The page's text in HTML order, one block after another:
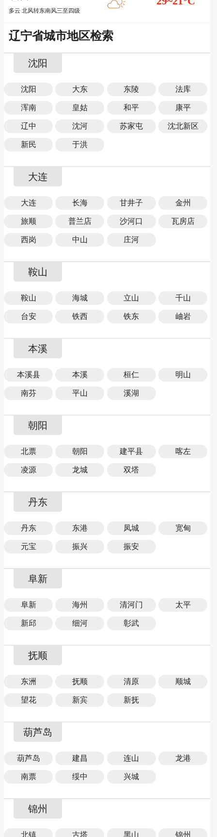
多云 北风转东南风三至四级
辽宁省城市地区检索
沈阳
沈阳 大东 东陵 法库
浑南 皇姑 和平 康平
辽中 沈河 苏家屯 沈北新区
新民 于洪
大连
大连 长海 甘井子 金州
旅顺 普兰店 沙河口 瓦房店
西岗 中山 庄河
鞍山
鞍山 海城 立山 千山
台安 铁西 铁东 岫岩
本溪
本溪县 本溪 桓仁 明山
南芬 平山 溪湖
朝阳
北票 朝阳 建平县 喀左
凌源 龙城 双塔
丹东
丹东 东港 凤城 宽甸
元宝 振兴 振安
阜新
阜新 海州 清河门 太平
新邱 细河 彰武
抚顺
东洲 抚顺 清原 顺城
望花 新宾 新抚
葫芦岛
葫芦岛 建昌 连山 龙港
南票 绥中 兴城
锦州
北镇 古塔 黑山 锦州